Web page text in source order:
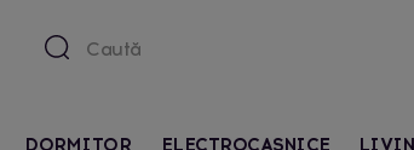
DORMITOR ELECTROCASNICE